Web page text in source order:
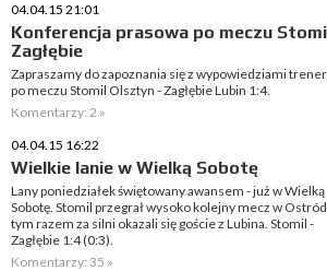
04.04.15 21:01
Konferencja prasowa po meczu
Zagłębie
Zapraszamy do zapoznania się z wypowiedziami
po meczu Stomil Olsztyn - Zagłębie Lubin 1:4.
Komentarzy: 2 »
04.04.15 16:22
Wielkie lanie w Wielką Sobotę
Lany poniedziałek świętowany awansem - już w Wielką
Sobotę. Stomil przegrał wysoko kolejny mecz w
tym razem za silni okazali się goście z Lubina. Stomil -
Zagłębie 1:4 (0:3).
Komentarzy: 35 »